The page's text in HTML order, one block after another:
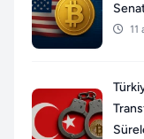
11